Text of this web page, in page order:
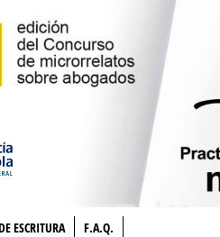
ESCRITURA F.A.Q.